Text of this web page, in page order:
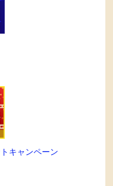
キャンペーン